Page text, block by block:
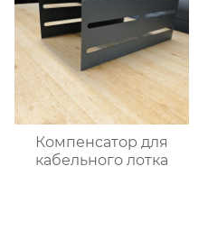
Компенсатор для
кабельного лотка